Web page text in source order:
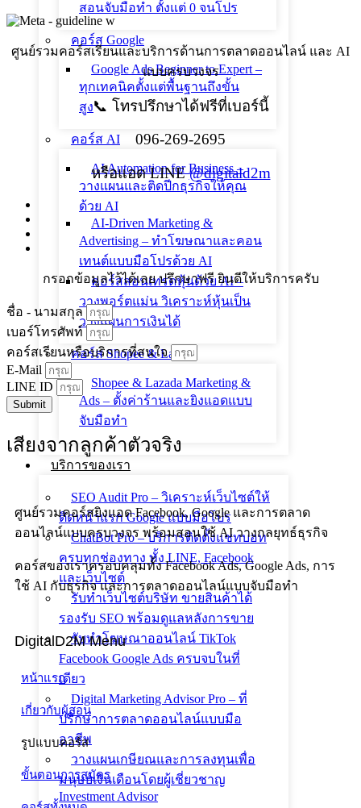
สอนจับมือทำ ตั้งแต่ 0 จนโปร
คอร์ส Google
Google Ads Beginner to Expert –
ทุกเทคนิคตั้งแต่พื้นฐานถึงขั้น
สูง
คอร์ส AI
AI Automation for Business –
วางแผนและติดปีกธุรกิจให้คุณ
ด้วย AI
AI-Driven Marketing &
Advertising – ทำโฆษณาและคอน
เทนต์แบบมือโปรด้วย AI
คอร์สสอนเทรดหุ้นด้วย AI –
วางพอร์ตแม่น วิเคราะห์หุ้นเป็น
วางแผนการเงินได้
คอร์ส Shopee & Lazada
Shopee & Lazada Marketing &
Ads – ตั้งค่าร้านและยิงแอดแบบ
จับมือทำ
บริการของเรา
SEO Audit Pro – วิเคราะห์เว็บไซต์ให้
ติดหน้าแรก Google แบบมือโปร
ChatBot Pro – บริการติดตั้งแชทบอท
ครบทุกช่องทาง ทั้ง LINE, Facebook
และเว็บไซต์
รับทำเว็บไซต์บริษัท ขายสินค้าได้
รองรับ SEO พร้อมดูแลหลังการขาย
รับทำโฆษณาออนไลน์ TikTok
Facebook Google Ads ครบจบในที่
เดียว
Digital Marketing Advisor Pro – ที่
ปรึกษาการตลาดออนไลน์แบบมือ
อาชีพ
วางแผนเกษียณและการลงทุนเพื่อ
มนุษย์เงินเดือนโดยผู้เชี่ยวชาญ
Investment Advisor
ศูนย์รวมคอร์สเรียนและบริการด้านการตลาดออนไลน์ และ AI
แบบครบวงจร
📞 โทรปรึกษาได้ฟรีที่เบอร์นี้
096-269-2695
หรือแอด LINE@digitald2m
กรอกข้อมูลไว้ได้เลย ปรึกษาฟรี ยินดีให้บริการครับ
ชื่อ - นามสกุล
เบอร์โทรศัพท์
คอร์สเรียนหรือบริการที่สนใจ
E-Mail
LINE ID
Submit
เสียงจากลูกค้าตัวจริง
ศูนย์รวมคอร์สยิงแอด Facebook, Google และการตลาด
ออนไลน์แบบครบวงจร พร้อมสอนใช้ AI วางกลยุทธ์ธุรกิจ
คอร์สของเราครอบคลุมทั้ง Facebook Ads, Google Ads, การ
ใช้ AI กับธุรกิจ และการตลาดออนไลน์แบบจับมือทำ
DigitalD2M Menu
หน้าแรก
เกี่ยวกับผู้สอน
รูปแบบคอร์ส
ขั้นตอนการสมัคร